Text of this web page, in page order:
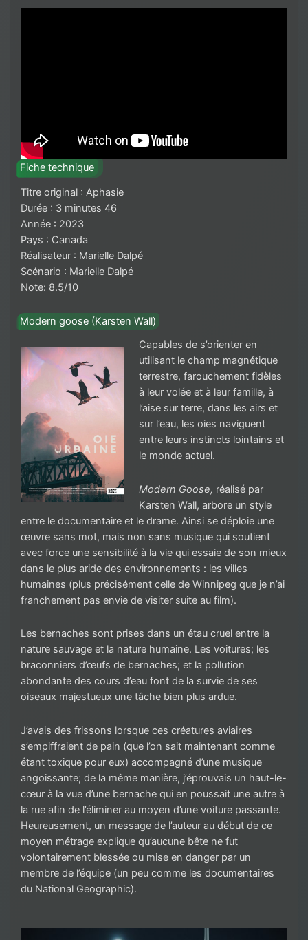
Fiche technique
Titre original : Aphasie
Durée : 3 minutes 46
Année : 2023
Pays : Canada
Réalisateur : Marielle Dalpé
Scénario : Marielle Dalpé
Note: 8.5/10
Modern goose (Karsten Wall)
Capables de s’orienter en
utilisant le champ magnétique
terrestre, farouchement fidèles
à leur volée et à leur famille, à
l’aise sur terre, dans les airs et
sur l’eau, les oies naviguent
entre leurs instincts lointains et
le monde actuel.
Modern Goose, réalisé par
Karsten Wall, arbore un style
entre le documentaire et le drame. Ainsi se déploie une
œuvre sans mot, mais non sans musique qui soutient
avec force une sensibilité à la vie qui essaie de son mieux
dans le plus aride des environnements : les villes
humaines (plus précisément celle de Winnipeg que je n’ai
franchement pas envie de visiter suite au film).
Les bernaches sont prises dans un étau cruel entre la
nature sauvage et la nature humaine. Les voitures; les
braconniers d’œufs de bernaches; et la pollution
abondante des cours d’eau font de la survie de ses
oiseaux majestueux une tâche bien plus ardue.
J’avais des frissons lorsque ces créatures aviaires
s’empiffraient de pain (que l’on sait maintenant comme
étant toxique pour eux) accompagné d’une musique
angoissante; de la même manière, j’éprouvais un haut-le-
cœur à la vue d’une bernache qui en poussait une autre à
la rue afin de l’éliminer au moyen d’une voiture passante.
Heureusement, un message de l’auteur au début de ce
moyen métrage explique qu’aucune bête ne fut
volontairement blessée ou mise en danger par un
membre de l’équipe (un peu comme les documentaires
du National Geographic).